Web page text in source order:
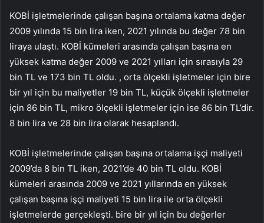
KOBİ işletmelerinde çalışan başına ortalama katma değer
2009 yılında 15 bin lira iken, 2021 yılında bu değer 78 bin
liraya ulaştı. KOBİ kümeleri arasında çalışan başına en
yüksek katma değer 2009 ve 2021 yılları için sırasıyla 29
bin TL ve 173 bin TL oldu. , orta ölçekli işletmeler için bire
bir yıl için bu maliyetler 19 bin TL, küçük ölçekli işletmeler
için 86 bin TL, mikro ölçekli işletmeler için ise 86 bin TL’dir.
8 bin lira ve 28 bin lira olarak hesaplandı.
KOBİ işletmelerinde çalışan başına ortalama işçi maliyeti
2009’da 8 bin TL iken, 2021’de 40 bin TL oldu. KOBİ
kümeleri arasında 2009 ve 2021 yıllarında en yüksek
çalışan başına işçi maliyeti 15 bin lira ile orta ölçekli
işletmelerde gerçekleşti. bire bir yıl için bu değerler